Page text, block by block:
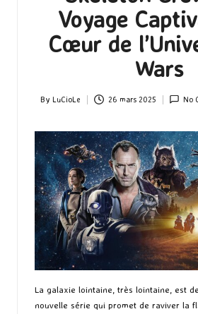
Voyage
Cœur de
Wars
Posted
By LuCioLe 26 mars 2025 No
La galaxie lointaine, très lointaine, est
nouvelle série qui promet de raviver la